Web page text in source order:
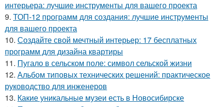
интерьера: лучшие инструменты для вашего проекта
9. ТОП-12 программ для создания: лучшие инструменты
для вашего проекта
10. Создайте свой мечтный интерьер: 17 бесплатных
программ для дизайна квартиры
11. Пугало в сельском поле: символ сельской жизни
12. Альбом типовых технических решений: практическое
руководство для инженеров
13. Какие уникальные музеи есть в Новосибирске